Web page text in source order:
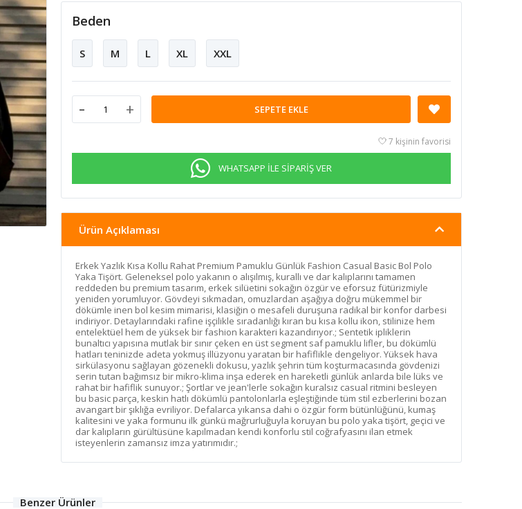
Beden
S M L XL XXL
- + SEPETE EKLE
7 kişinin favorisi
WHATSAPP İLE SİPARİŞ VER
Ürün Açıklaması
Erkek Yazlık Kısa Kollu Rahat Premium Pamuklu Günlük Fashion Casual Basic Bol Polo
Yaka Tişört. Geleneksel polo yakanın o alışılmış, kurallı ve dar kalıplarını tamamen
reddeden bu premium tasarım, erkek silüetini sokağın özgür ve eforsuz fütürizmiyle
yeniden yorumluyor. Gövdeyi sıkmadan, omuzlardan aşağıya doğru mükemmel bir
dökümle inen bol kesim mimarisi, klasiğin o mesafeli duruşuna radikal bir konfor darbesi
indiriyor. Detaylarındaki rafine işçilikle sıradanlığı kıran bu kısa kollu ikon, stilinize hem
entelektüel hem de yüksek bir fashion karakteri kazandırıyor.; Sentetik ipliklerin
bunaltıcı yapısına mutlak bir sınır çeken en üst segment saf pamuklu lifler, bu dökümlü
hatları teninizde adeta yokmuş illüzyonu yaratan bir hafiflikle dengeliyor. Yüksek hava
sirkülasyonu sağlayan gözenekli dokusu, yazlık şehrin tüm koşturmacasında gövdenizi
serin tutan bağımsız bir mikro-klima inşa ederek en hareketli günlük anlarda bile lüks ve
rahat bir hafiflik sunuyor.; Şortlar ve jean'lerle sokağın kuralsız casual ritmini besleyen
bu basic parça, keskin hatlı dökümlü pantolonlarla eşleştiğinde tüm stil ezberlerini bozan
avangart bir şıklığa evriliyor. Defalarca yıkansa dahi o özgür form bütünlüğünü, kumaş
kalitesini ve yaka formunu ilk günkü mağrurluğuyla koruyan bu polo yaka tişört, geçici ve
dar kalıpların gürültüsüne kapılmadan kendi konforlu stil coğrafyasını ilan etmek
isteyenlerin zamansız imza yatırımıdır.;
Benzer Ürünler